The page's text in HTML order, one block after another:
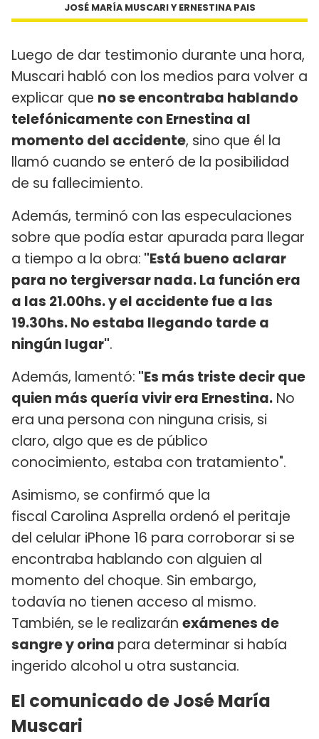
JOSÉ MARÍA MUSCARI Y ERNESTINA PAIS
Luego de dar testimonio durante una hora,
Muscari habló con los medios para volver a
explicar que no se encontraba hablando
telefónicamente con Ernestina al
momento del accidente, sino que él la
llamó cuando se enteró de la posibilidad
de su fallecimiento.
Además, terminó con las especulaciones
sobre que podía estar apurada para llegar
a tiempo a la obra: "Está bueno aclarar
para no tergiversar nada. La función era
a las 21.00hs. y el accidente fue a las
19.30hs. No estaba llegando tarde a
ningún lugar".
Además, lamentó: "Es más triste decir que
quien más quería vivir era Ernestina. No
era una persona con ninguna crisis, si
claro, algo que es de público
conocimiento, estaba con tratamiento".
Asimismo, se confirmó que la
fiscal Carolina Asprella ordenó el peritaje
del celular iPhone 16 para corroborar si se
encontraba hablando con alguien al
momento del choque. Sin embargo,
todavía no tienen acceso al mismo.
También, se le realizarán exámenes de
sangre y orina para determinar si había
ingerido alcohol u otra sustancia.
El comunicado de José María
Muscari